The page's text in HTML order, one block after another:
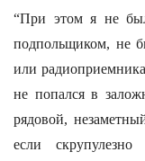
“При этом я не
подпольщиком, не
или
не попался в
рядовой,
если скрупулезно